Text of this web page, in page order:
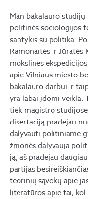
Man bakalauro
politinės sociologijos
santykis su politika.
Ramonaitės ir Jūratės
mokslinės
apie Vilniaus miesto
bakalauro darbui ir
yra labai įdomi veikla.
tiek magistro
disertaciją pradėjau
dalyvauti politiniame
žmonės dalyvauja
ją, aš pradėjau
partijas
teorinių sąvokų apie
literatūros apie tai, kol